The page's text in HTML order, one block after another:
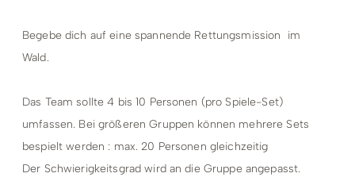
Begebe dich auf eine spannende Rettungsmission im
Wald.
Das Team sollte 4 bis 10 Personen (pro Spiele-Set)
umfassen. Bei größeren Gruppen können mehrere Sets
bespielt werden : max. 20 Personen gleichzeitig
Der Schwierigkeitsgrad wird an die Gruppe angepasst.